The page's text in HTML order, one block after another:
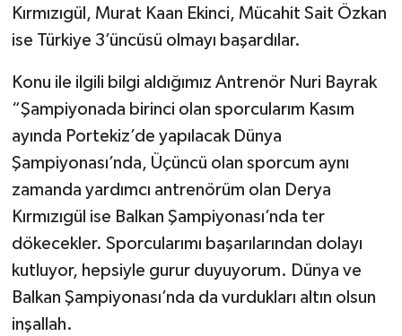
Kırmızıgül, Murat Kaan Ekinci, Mücahit Sait Özkan
ise Türkiye 3’üncüsü olmayı başardılar.
Konu ile ilgili bilgi aldığımız Antrenör Nuri Bayrak
“Şampiyonada birinci olan sporcularım Kasım
ayında Portekiz’de yapılacak Dünya
Şampiyonası’nda, Üçüncü olan sporcum aynı
zamanda yardımcı antrenörüm olan Derya
Kırmızıgül ise Balkan Şampiyonası’nda ter
dökecekler. Sporcularımı başarılarından dolayı
kutluyor, hepsiyle gurur duyuyorum. Dünya ve
Balkan Şampiyonası’nda da vurdukları altın olsun
inşallah.